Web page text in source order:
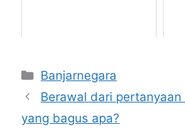
Categories
Banjarnegara
Berawal dari
yang bagus apa?